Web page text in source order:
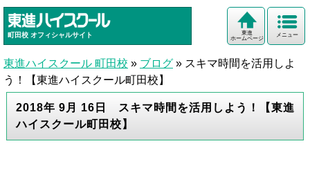
町田校 オフィシャルサイト メニュー
東進
ホームページ
東進ハイスクール 町田校 » ブログ » スキマ時間を活用しよ
う！【東進ハイスクール町田校】
2018年 9月 16日 スキマ時間を活用しよう！【東進
ハイスクール町田校】